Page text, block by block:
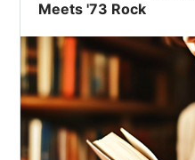
Meets '73 Rock